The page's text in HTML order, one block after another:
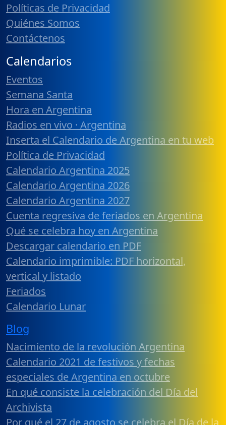
Políticas de Privacidad
Quiénes Somos
Contáctenos
Calendarios
Eventos
Semana Santa
Hora en Argentina
Radios en vivo · Argentina
Inserta el Calendario de Argentina en tu web
Política de Privacidad
Calendario Argentina 2025
Calendario Argentina 2026
Calendario Argentina 2027
Cuenta regresiva de feriados en Argentina
Qué se celebra hoy en Argentina
Descargar calendario en PDF
Calendario imprimible: PDF horizontal,
vertical y listado
Feriados
Calendario Lunar
Blog
Nacimiento de la revolución Argentina
Calendario 2021 de festivos y fechas
especiales de Argentina en octubre
En qué consiste la celebración del Día del
Archivista
Por qué el 27 de agosto se celebra el Día de la